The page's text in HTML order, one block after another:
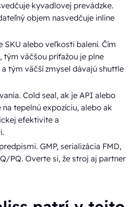
kyvadlovej prevádzke.
objem nasvedčuje inline
SKU alebo veľkosti balení. Čím
tým väčšou príťažou je plne
tým väčší zmysel dávajú shuttle
Cold seal, ak je API alebo
tepelnú expozíciu, alebo ak
efektivite a
GMP, serializácia FMD,
PQ. Overte si, že stroj aj partner